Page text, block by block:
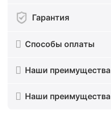
Гарантия
Способы оплаты
Наши преимущества
Наши преимущества